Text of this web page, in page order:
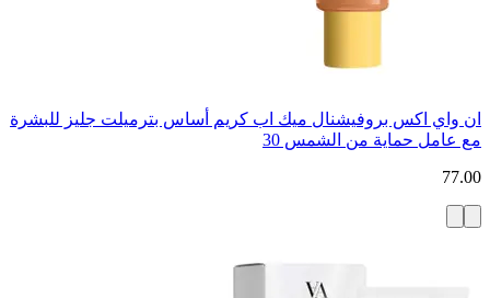
ان واي اكس بروفيشنال ميك اب كريم أساس بترميلت جليز للبشرة
مع عامل حماية من الشمس 30
77.00